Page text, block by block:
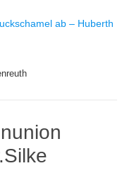
ab – Huberth